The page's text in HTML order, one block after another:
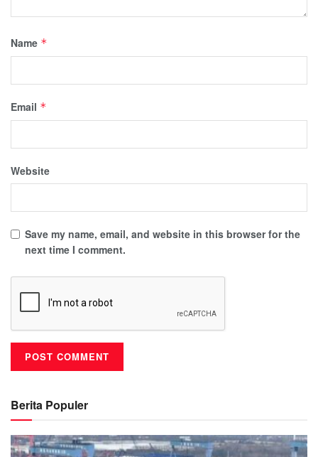
Name *
Email *
Website
Save my name, email, and website in this browser for the
next time I comment.
Berita Populer